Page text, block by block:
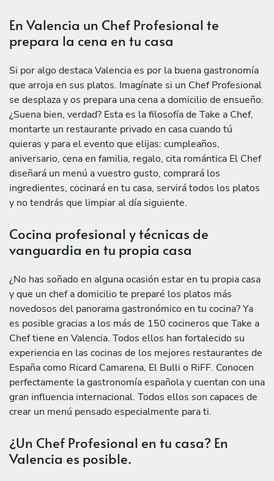
En Valencia un Chef Profesional te
prepara la cena en tu casa
Si por algo destaca Valencia es por la buena gastronomía
que arroja en sus platos. Imagínate si un Chef Profesional
se desplaza y os prepara una cena a domicilio de ensueño.
¿Suena bien, verdad? Esta es la filosofía de Take a Chef,
montarte un restaurante privado en casa cuando tú
quieras y para el evento que elijas: cumpleaños,
aniversario, cena en familia, regalo, cita romántica El Chef
diseñará un menú a vuestro gusto, comprará los
ingredientes, cocinará en tu casa, servirá todos los platos
y no tendrás que limpiar al día siguiente.
Cocina profesional y técnicas de
vanguardia en tu propia casa
¿No has soñado en alguna ocasión estar en tu propia casa
y que un chef a domicilio te preparé los platos más
novedosos del panorama gastronómico en tu cocina? Ya
es posible gracias a los más de 150 cocineros que Take a
Chef tiene en Valencia. Todos ellos han fortalecido su
experiencia en las cocinas de los mejores restaurantes de
España como Ricard Camarena, El Bulli o RiFF. Conocen
perfectamente la gastronomía española y cuentan con una
gran influencia internacional. Todos ellos son capaces de
crear un menú pensado especialmente para ti.
¿Un Chef Profesional en tu casa? En
Valencia es posible.